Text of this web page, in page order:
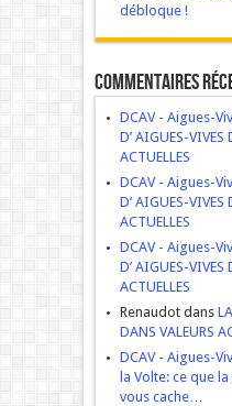
débloque !
Commentaires
DCAV - Aigues-
D’ AIGUES-VIVES
ACTUELLES
DCAV - Aigues-
D’ AIGUES-VIVES
ACTUELLES
DCAV - Aigues-
D’ AIGUES-VIVES
ACTUELLES
Renaudot dans
DANS VALEURS
DCAV - Aigues-
la Volte: ce que
vous cache…